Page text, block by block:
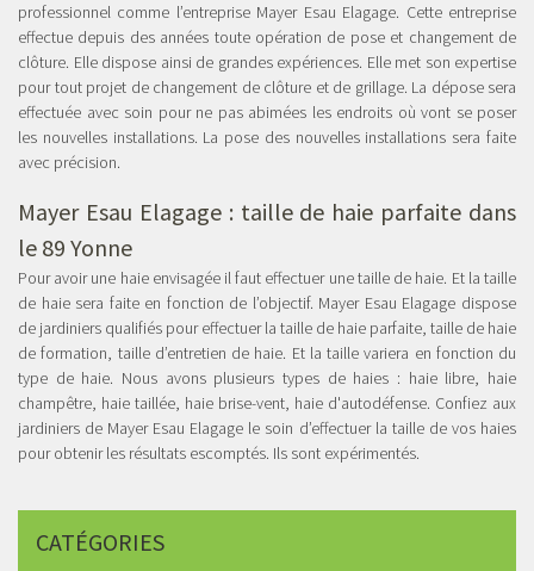
professionnel comme l’entreprise Mayer Esau Elagage. Cette entreprise
effectue depuis des années toute opération de pose et changement de
clôture. Elle dispose ainsi de grandes expériences. Elle met son expertise
pour tout projet de changement de clôture et de grillage. La dépose sera
effectuée avec soin pour ne pas abimées les endroits où vont se poser
les nouvelles installations. La pose des nouvelles installations sera faite
avec précision.
Mayer Esau Elagage : taille de haie parfaite dans
le 89 Yonne
Pour avoir une haie envisagée il faut effectuer une taille de haie. Et la taille
de haie sera faite en fonction de l’objectif. Mayer Esau Elagage dispose
de jardiniers qualifiés pour effectuer la taille de haie parfaite, taille de haie
de formation, taille d’entretien de haie. Et la taille variera en fonction du
type de haie. Nous avons plusieurs types de haies : haie libre, haie
champêtre, haie taillée, haie brise-vent, haie d'autodéfense. Confiez aux
jardiniers de Mayer Esau Elagage le soin d’effectuer la taille de vos haies
pour obtenir les résultats escomptés. Ils sont expérimentés.
CATÉGORIES